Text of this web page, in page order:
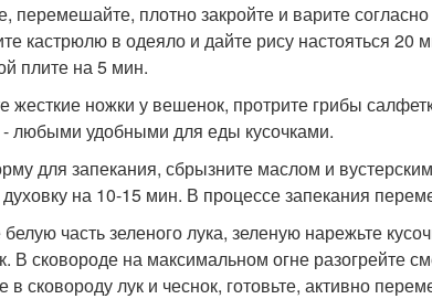
перемешайте, плотно закройте и варите
кастрюлю в одеяло и дайте рису настояться 20
плите на 5 мин.
жесткие ножки у вешенок, протрите грибы
- любыми удобными для еды кусочками.
для запекания, сбрызните маслом и
на 10-15 мин. В процессе запекания
часть зеленого лука, зеленую нарежьте
В сковороде на максимальном огне разогрейте
сковороду лук и чеснок, готовьте, активно